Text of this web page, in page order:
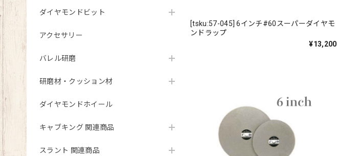
ダイヤモンドビット
アクセサリー
バレル研磨
研磨材・クッション材
ダイヤモンドホイール
キャブキング 関連商品
スラント 関連商品
[tsku:57-045] 6インチ#60スーパーダイヤモ
ンドラップ
¥13,200